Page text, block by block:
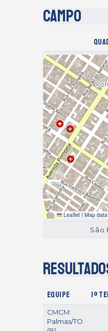
Campo
Leaflet | Map
São
Equipe 1º
CMCM
Palmas/TO